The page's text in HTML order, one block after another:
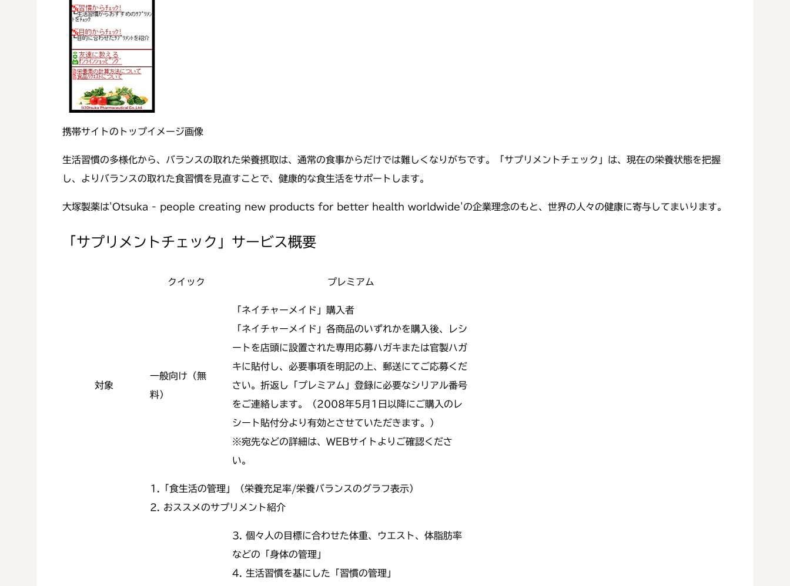
携帯サイトのトップイメージ画像
生活習慣の多様化から、バランスの取れた栄養摂取は、通常の食事からだけでは難しくなりがちです。「サプリメントチェック」は、現在の栄養状態を把握
し、よりバランスの取れた食習慣を見直すことで、健康的な食生活をサポートします。
大塚製薬は'Otsuka - people creating new products for better health worldwide'の企業理念のもと、世界の人々の健康に寄与してまいります。
「サプリメントチェック」サービス概要
クイック プレミアム
対象
一般向け（無
料）
「ネイチャーメイド」購入者
「ネイチャーメイド」各商品のいずれかを購入後、レシ
ートを店頭に設置された専用応募ハガキまたは官製ハガ
キに貼付し、必要事項を明記の上、郵送にてご応募くだ
さい。折返し「プレミアム」登録に必要なシリアル番号
をご連絡します。（2008年5月1日以降にご購入のレ
シート貼付分より有効とさせていただきます。）
※宛先などの詳細は、WEBサイトよりご確認くださ
い。
1.「食生活の管理」（栄養充足率/栄養バランスのグラフ表示）
2. おススメのサプリメント紹介
3. 個々人の目標に合わせた体重、ウエスト、体脂肪率
などの「身体の管理」
4. 生活習慣を基にした「習慣の管理」